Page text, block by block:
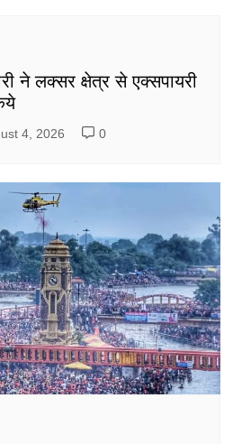
ने लक्सर क्षेत्र से एक्सपायरी
4, 2026 0